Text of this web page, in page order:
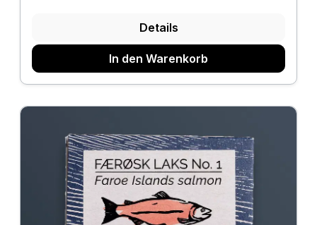
Details
In den Warenkorb